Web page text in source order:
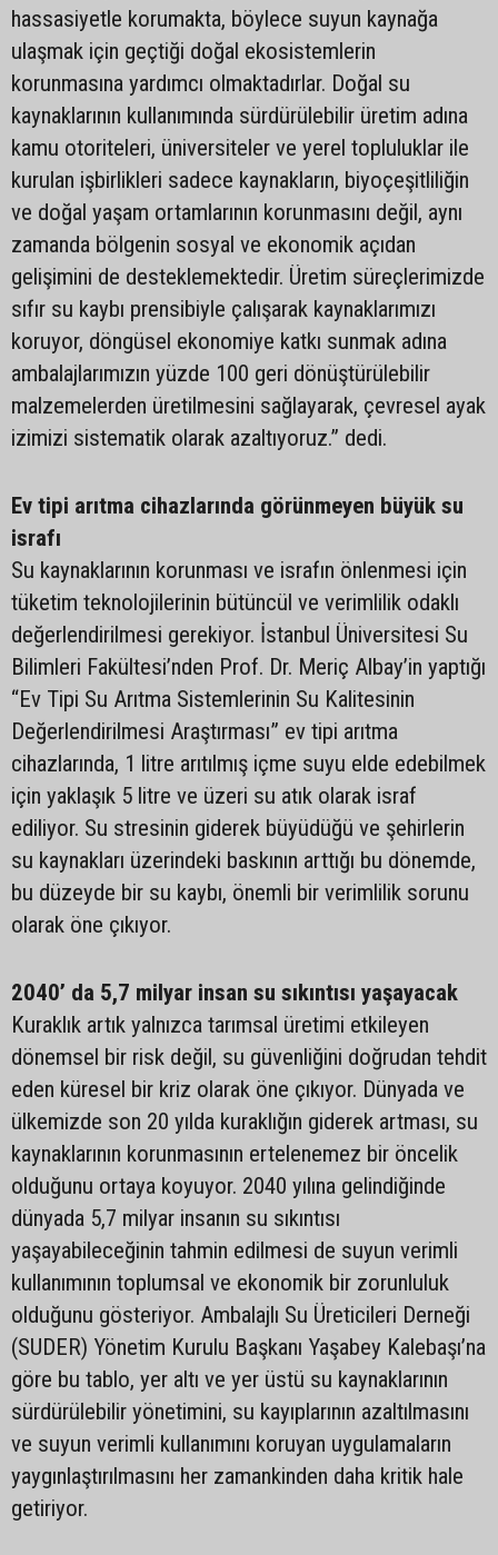
hassasiyetle korumakta, böylece suyun kaynağa
ulaşmak için geçtiği doğal ekosistemlerin
korunmasına yardımcı olmaktadırlar. Doğal su
kaynaklarının kullanımında sürdürülebilir üretim adına
kamu otoriteleri, üniversiteler ve yerel topluluklar ile
kurulan işbirlikleri sadece kaynakların, biyoçeşitliliğin
ve doğal yaşam ortamlarının korunmasını değil, aynı
zamanda bölgenin sosyal ve ekonomik açıdan
gelişimini de desteklemektedir. Üretim süreçlerimizde
sıfır su kaybı prensibiyle çalışarak kaynaklarımızı
koruyor, döngüsel ekonomiye katkı sunmak adına
ambalajlarımızın yüzde 100 geri dönüştürülebilir
malzemelerden üretilmesini sağlayarak, çevresel ayak
izimizi sistematik olarak azaltıyoruz.” dedi.
Ev tipi arıtma cihazlarında görünmeyen büyük su
israfı
Su kaynaklarının korunması ve israfın önlenmesi için
tüketim teknolojilerinin bütüncül ve verimlilik odaklı
değerlendirilmesi gerekiyor. İstanbul Üniversitesi Su
Bilimleri Fakültesi’nden Prof. Dr. Meriç Albay’in yaptığı
“Ev Tipi Su Arıtma Sistemlerinin Su Kalitesinin
Değerlendirilmesi Araştırması” ev tipi arıtma
cihazlarında, 1 litre arıtılmış içme suyu elde edebilmek
için yaklaşık 5 litre ve üzeri su atık olarak israf
ediliyor. Su stresinin giderek büyüdüğü ve şehirlerin
su kaynakları üzerindeki baskının arttığı bu dönemde,
bu düzeyde bir su kaybı, önemli bir verimlilik sorunu
olarak öne çıkıyor.
2040’ da 5,7 milyar insan su sıkıntısı yaşayacak
Kuraklık artık yalnızca tarımsal üretimi etkileyen
dönemsel bir risk değil, su güvenliğini doğrudan tehdit
eden küresel bir kriz olarak öne çıkıyor. Dünyada ve
ülkemizde son 20 yılda kuraklığın giderek artması, su
kaynaklarının korunmasının ertelenemez bir öncelik
olduğunu ortaya koyuyor. 2040 yılına gelindiğinde
dünyada 5,7 milyar insanın su sıkıntısı
yaşayabileceğinin tahmin edilmesi de suyun verimli
kullanımının toplumsal ve ekonomik bir zorunluluk
olduğunu gösteriyor. Ambalajlı Su Üreticileri Derneği
(SUDER) Yönetim Kurulu Başkanı Yaşabey Kalebaşı’na
göre bu tablo, yer altı ve yer üstü su kaynaklarının
sürdürülebilir yönetimini, su kayıplarının azaltılmasını
ve suyun verimli kullanımını koruyan uygulamaların
yaygınlaştırılmasını her zamankinden daha kritik hale
getiriyor.